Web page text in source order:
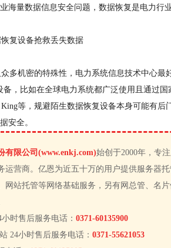
海量数据信息安全问题，数据恢复是电力行
复设备抢救丢失数据
多机密的特殊性，电力系统信息技术中心最
备，比如在全球电力系统都广泛使用且通过国
King等，规避陌生数据恢复设备本身可能有
安全。
有限公司(www.enkj.com)始创于2000年，专
运营商。亿恩为近五十万的用户提供服务器
网站托管等网络基础服务，另有网总管、名
时售后服务电话： 0371-60135900
24小时售后服务电话： 0371-55621053